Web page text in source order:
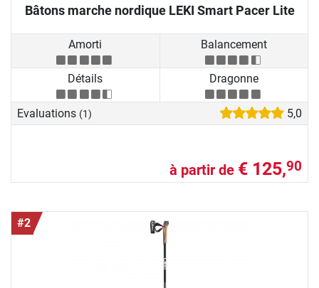
Bâtons marche nordique LEKI Smart Pacer Lite
Amorti Balancement
Détails Dragonne
Evaluations (1) 5,0
à partir de € 125,90
#2